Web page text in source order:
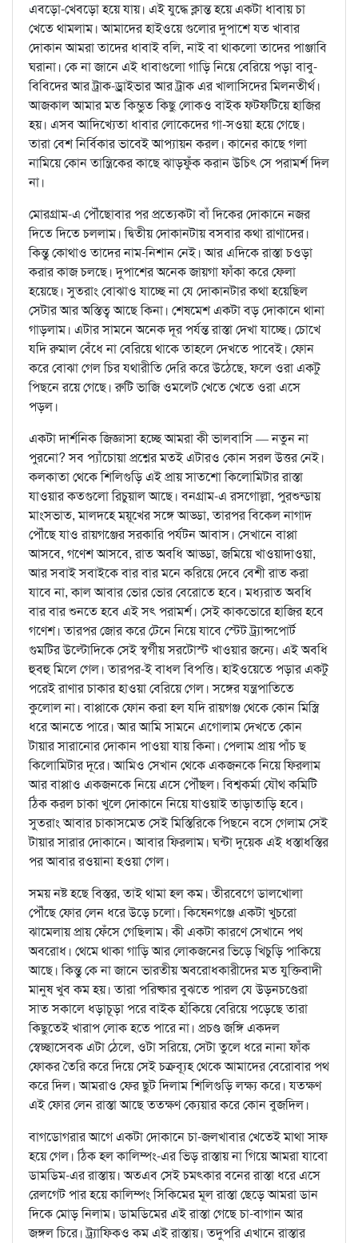
এবড়ো-খেবড়ো হয়ে যায়। এই যুদ্ধে ক্লান্ত হয়ে একটা ধাবায় চা
খেতে থামলাম। আমাদের হাইওয়ে গুলোর দুপাশে যত খাবার
দোকান আমরা তাদের ধাবাই বলি, নাই বা থাকলো তাদের পাঞ্জাবি
ঘরানা। কে না জানে এই ধাবাগুলো গাড়ি নিয়ে বেরিয়ে পড়া বাবু-
বিবিদের আর ট্রাক-ড্রাইভার আর ট্রাক এর খালাসিদের মিলনতীর্থ।
আজকাল আমার মত কিম্ভুত কিছু লোকও বাইক ফটফটিয়ে হাজির
হয়। এসব আদিখ্যেতা ধাবার লোকেদের গা-সওয়া হয়ে গেছে।
তারা বেশ নির্বিকার ভাবেই আপ্যায়ন করল। কানের কাছে গলা
নামিয়ে কোন তান্ত্রিকের কাছে ঝাড়ফুঁক করান উচিৎ সে পরামর্শ দিল
না।
মোরগ্রাম-এ পৌঁছোবার পর প্রত্যেকটা বাঁ দিকের দোকানে নজর
দিতে দিতে চললাম। দ্বিতীয় দোকানটায় বসবার কথা রাণাদের।
কিন্তু কোথাও তাদের নাম-নিশান নেই। আর এদিকে রাস্তা চওড়া
করার কাজ চলছে। দুপাশের অনেক জায়গা ফাঁকা করে ফেলা
হয়েছে। সুতরাং বোঝাও যাচ্ছে না যে দোকানটার কথা হয়েছিল
সেটার আর অস্তিত্ব আছে কিনা। শেষমেশ একটা বড় দোকানে থানা
গাড়লাম। এটার সামনে অনেক দূর পর্যন্ত রাস্তা দেখা যাচ্ছে। চোখে
যদি রুমাল বেঁধে না বেরিয়ে থাকে তাহলে দেখতে পাবেই। ফোন
করে বোঝা গেল চির যথারীতি দেরি করে উঠেছে, ফলে ওরা একটু
পিছনে রয়ে গেছে। রুটি ভাজি ওমলেট খেতে খেতে ওরা এসে
পড়ল।
একটা দার্শনিক জিজ্ঞাসা হচ্ছে আমরা কী ভালবাসি — নতুন না
পুরনো? সব প্যাঁচোয়া প্রশ্নের মতই এটারও কোন সরল উত্তর নেই।
কলকাতা থেকে শিলিগুড়ি এই প্রায় সাতশো কিলোমিটার রাস্তা
যাওয়ার কতগুলো রিচুয়াল আছে। বনগ্রাম-এ রসগোল্লা, পুরশুন্ডায়
মাংসভাত, মালদহে ময়ূখের সঙ্গে আড্ডা, তারপর বিকেল নাগাদ
পৌঁছে যাও রায়গঞ্জের সরকারি পর্যটন আবাস। সেখানে বাপ্পা
আসবে, গণেশ আসবে, রাত অবধি আড্ডা, জমিয়ে খাওয়াদাওয়া,
আর সবাই সবাইকে বার বার মনে করিয়ে দেবে বেশী রাত করা
যাবে না, কাল আবার ভোর ভোর বেরোতে হবে। মধ্যরাত অবধি
বার বার শুনতে হবে এই সৎ পরামর্শ। সেই কাকভোরে হাজির হবে
গণেশ। তারপর জোর করে টেনে নিয়ে যাবে স্টেট ট্র্যান্সপোর্ট
গুমটির উল্টোদিকে সেই স্বর্গীয় সরটোস্ট খাওয়ার জন্যে। এই অবধি
হুবহু মিলে গেল। তারপর-ই বাধল বিপত্তি। হাইওয়েতে পড়ার একটু
পরেই রাণার চাকার হাওয়া বেরিয়ে গেল। সঙ্গের যন্ত্রপাতিতে
কুলোল না। বাপ্পাকে ফোন করা হল যদি রায়গঞ্জ থেকে কোন মিস্ত্রি
ধরে আনতে পারে। আর আমি সামনে এগোলাম দেখতে কোন
টায়ার সারানোর দোকান পাওয়া যায় কিনা। পেলাম প্রায় পাঁচ ছ
কিলোমিটার দূরে। আমিও সেখান থেকে একজনকে নিয়ে ফিরলাম
আর বাপ্পাও একজনকে নিয়ে এসে পৌঁছল। বিশ্বকর্মা যৌথ কমিটি
ঠিক করল চাকা খুলে দোকানে নিয়ে যাওয়াই তাড়াতাড়ি হবে।
সুতরাং আবার চাকাসমেত সেই মিস্তিরিকে পিছনে বসে গেলাম সেই
টায়ার সারার দোকানে। আবার ফিরলাম। ঘন্টা দুয়েক এই ধস্তাধস্তির
পর আবার রওয়ানা হওয়া গেল।
সময় নষ্ট হছে বিস্তর, তাই থামা হল কম। তীরবেগে ডালখোলা
পৌঁছে ফোর লেন ধরে উড়ে চলো। কিষেনগঞ্জে একটা খুচরো
ঝামেলায় প্রায় ফেঁসে গেছিলাম। কী একটা কারণে সেখানে পথ
অবরোধ। থেমে থাকা গাড়ি আর লোকজনের ভিড়ে খিচুড়ি পাকিয়ে
আছে। কিন্তু কে না জানে ভারতীয় অবরোধকারীদের মত যুক্তিবাদী
মানুষ খুব কম হয়। তারা পরিষ্কার বুঝতে পারল যে উড়নচণ্ডেরা
সাত সকালে ধড়াচূড়া পরে বাইক হাঁকিয়ে বেরিয়ে পড়েছে তারা
কিছুতেই খারাপ লোক হতে পারে না। প্রচণ্ড জঙ্গি একদল
স্বেচ্ছাসেবক এটা ঠেলে, ওটা সরিয়ে, সেটা তুলে ধরে নানা ফাঁক
ফোকর তৈরি করে দিয়ে সেই চক্রব্যূহ থেকে আমাদের বেরোবার পথ
করে দিল। আমরাও ফের ছুট দিলাম শিলিগুড়ি লক্ষ্য করে। যতক্ষণ
এই ফোর লেন রাস্তা আছে ততক্ষণ ক্যেয়ার করে কোন বুজদিল।
বাগডোগরার আগে একটা দোকানে চা-জলখাবার খেতেই মাথা সাফ
হয়ে গেল। ঠিক হল কালিম্পং-এর ভিড় রাস্তায় না গিয়ে আমরা যাবো
ডামডিম-এর রাস্তায়। অতএব সেই চমৎকার বনের রাস্তা ধরে এসে
রেলগেট পার হয়ে কালিম্পং সিকিমের মূল রাস্তা ছেড়ে আমরা ডান
দিকে মোড় নিলাম। ডামডিমের এই রাস্তা গেছে চা-বাগান আর
জঙ্গল চিরে। ট্র্যাফিকও কম এই রাস্তায়। তদুপরি এখানে রাস্তার